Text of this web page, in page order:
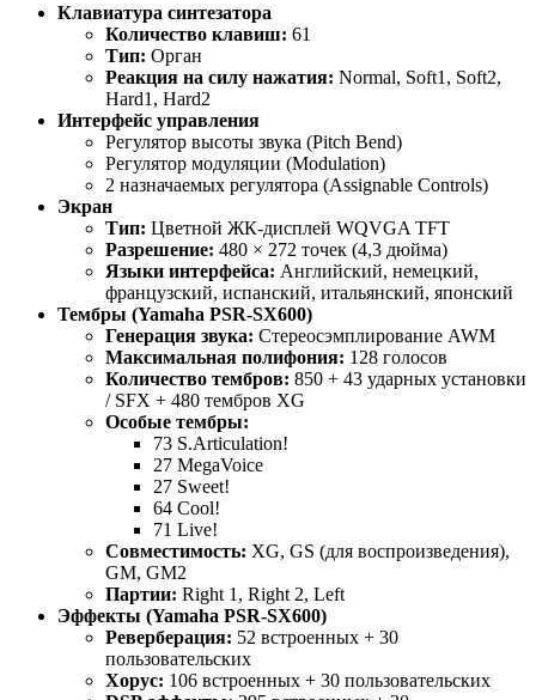
Клавиатура синтезатора
Количество клавиш: 61
Тип: Орган
Реакция на силу нажатия: Normal, Soft1, Soft2,
Hard1, Hard2
Интерфейс управления
Регулятор высоты звука (Pitch Bend)
Регулятор модуляции (Modulation)
2 назначаемых регулятора (Assignable Controls)
Экран
Тип: Цветной ЖК-дисплей WQVGA TFT
Разрешение: 480 × 272 точек (4,3 дюйма)
Языки интерфейса: Английский, немецкий,
французский, испанский, итальянский, японский
Тембры (Yamaha PSR-SX600)
Генерация звука: Стереосэмплирование AWM
Максимальная полифония: 128 голосов
Количество тембров: 850 + 43 ударных установки
/ SFX + 480 тембров XG
Особые тембры:
73 S.Articulation!
27 MegaVoice
27 Sweet!
64 Cool!
71 Live!
Совместимость: XG, GS (для воспроизведения),
GM, GM2
Партии: Right 1, Right 2, Left
Эффекты (Yamaha PSR-SX600)
Реверберация: 52 встроенных + 30
пользовательских
Хорус: 106 встроенных + 30 пользовательских